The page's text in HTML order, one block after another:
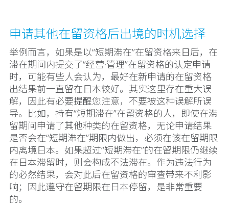
申请其他在留资格后出境的时机选择
举例而言，如果是以“短期滞在”在留资格来日后，在
滞在期间内提交了“经营·管理”在留资格的认定申请
时，可能有些人会认为，最好在新申请的在留资格
出结果前一直留在日本较好。其实这里存在重大误
解，因此有必要提醒您注意，不要被这种误解所误
导。比如，持有“短期滞在”在留资格的人，即使在滞
留期间申请了其他种类的在留资格，无论申请结果
是否会在“短期滞在”期限内做出，必须在该在留期限
内离境日本。如果超过“短期滞在”的在留期限仍继续
在日本滞留时，则会构成不法滞在。作为违法行为
的必然结果，会对此后在留资格的审查带来不利影
响；因此遵守在留期限在日本停留，是非常重要
的。